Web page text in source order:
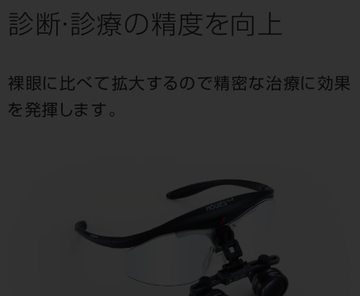
診断・診療の精度を向上
裸眼に比べて拡大するので精密な治療に効果
を発揮します。